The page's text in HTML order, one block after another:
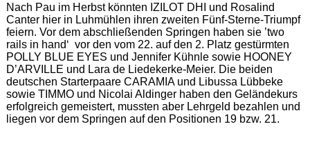
Nach Pau im Herbst könnten IZILOT DHI und Rosalind
Canter hier in Luhmühlen ihren zweiten Fünf-Sterne-Triumpf
feiern. Vor dem abschließenden Springen haben sie ’two
rails in hand‘ vor den vom 22. auf den 2. Platz gestürmten
POLLY BLUE EYES und Jennifer Kühnle sowie HOONEY
D’ARVILLE und Lara de Liedekerke-Meier. Die beiden
deutschen Starterpaare CARAMIA und Libussa Lübbeke
sowie TIMMO und Nicolai Aldinger haben den Geländekurs
erfolgreich gemeistert, mussten aber Lehrgeld bezahlen und
liegen vor dem Springen auf den Positionen 19 bzw. 21.